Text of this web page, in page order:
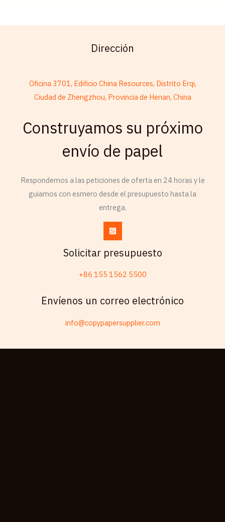
Dirección
Oficina 3701, Edificio China Resources, Distrito Erqi,
Ciudad de Zhengzhou, Provincia de Henan, China
Construyamos su próximo
envío de papel
Respondemos a las peticiones de oferta en 24 horas y le
guiamos con esmero desde el presupuesto hasta la
entrega.
Solicitar presupuesto
+86 155 1562 5500
Envíenos un correo electrónico
info@copypapersupplier.com
Friulian
Chinese (Hong Kong)
Chinese (China)
Spanish (Dominican Republic)
Esperanto
Frisian
Russian
Armenian
French